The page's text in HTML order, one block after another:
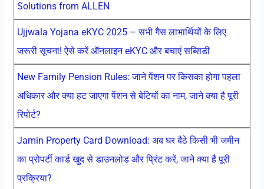
Solutions from ALLEN
Ujjwala Yojana eKYC 2025 – सभी गैस लाभार्थियों के लिए
जरूरी सूचना! ऐसे करें ऑनलाइन eKYC और बचाएं सब्सिडी
New Family Pension Rules: जाने पेंशन पर किसका होगा पहला
अधिकार और क्या हट जाएगा पेंशन से बेटियों का नाम, जाने क्या है पूरी
रिपोर्ट?
Jamin Property Card Download: अब घर बैठे किसी भी जमीन
का प्रोपर्टी कार्ड खुद से डाउनलोड और प्रिंट करें, जाने क्या है पूरी
प्रक्रिया?